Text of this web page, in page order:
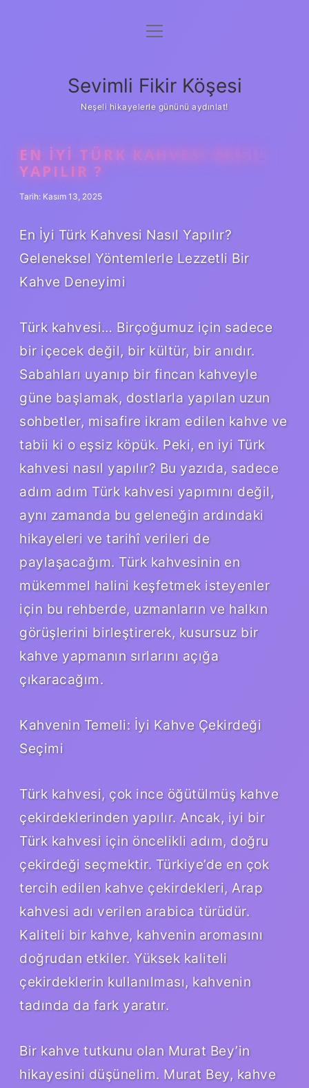
Anasayfa
Yasal Uyarı
menüyü
Sevimli Fikir Köşesi
Neşeli hikayelerle gününü aydınlat!
EN IYI TÜRK KAHVESI NASIL
YAPILIR ?
Tarih: Kasım 13, 2025
En İyi Türk Kahvesi Nasıl Yapılır?
Geleneksel Yöntemlerle Lezzetli Bir
Kahve Deneyimi
Türk kahvesi… Birçoğumuz için sadece
bir içecek değil, bir kültür, bir anıdır.
Sabahları uyanıp bir fincan kahveyle
güne başlamak, dostlarla yapılan uzun
sohbetler, misafire ikram edilen kahve ve
tabii ki o eşsiz köpük. Peki, en iyi Türk
kahvesi nasıl yapılır? Bu yazıda, sadece
adım adım Türk kahvesi yapımını değil,
aynı zamanda bu geleneğin ardındaki
hikayeleri ve tarihî verileri de
paylaşacağım. Türk kahvesinin en
mükemmel halini keşfetmek isteyenler
için bu rehberde, uzmanların ve halkın
görüşlerini birleştirerek, kusursuz bir
kahve yapmanın sırlarını açığa
çıkaracağım.
Kahvenin Temeli: İyi Kahve Çekirdeği
Seçimi
Türk kahvesi, çok ince öğütülmüş kahve
çekirdeklerinden yapılır. Ancak, iyi bir
Türk kahvesi için öncelikli adım, doğru
çekirdeği seçmektir. Türkiye’de en çok
tercih edilen kahve çekirdekleri, Arap
kahvesi adı verilen arabica türüdür.
Kaliteli bir kahve, kahvenin aromasını
doğrudan etkiler. Yüksek kaliteli
çekirdeklerin kullanılması, kahvenin
tadında da fark yaratır.
Bir kahve tutkunu olan Murat Bey’in
hikayesini düşünelim. Murat Bey, kahve